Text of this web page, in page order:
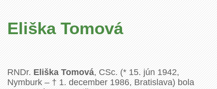
Eliška Tomová
RNDr.Eliška Tomová, CSc. (* 15. jún 1942,
Nymburk – † 1. december 1986, Bratislava) bola